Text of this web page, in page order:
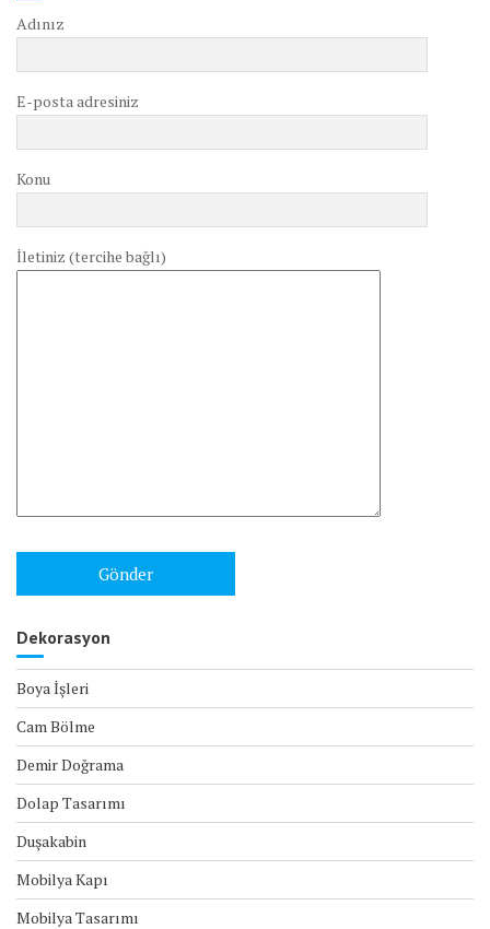
Adınız
E-posta adresiniz
Konu
İletiniz (tercihe bağlı)
Dekorasyon
Boya İşleri
Cam Bölme
Demir Doğrama
Dolap Tasarımı
Duşakabin
Mobilya Kapı
Mobilya Tasarımı